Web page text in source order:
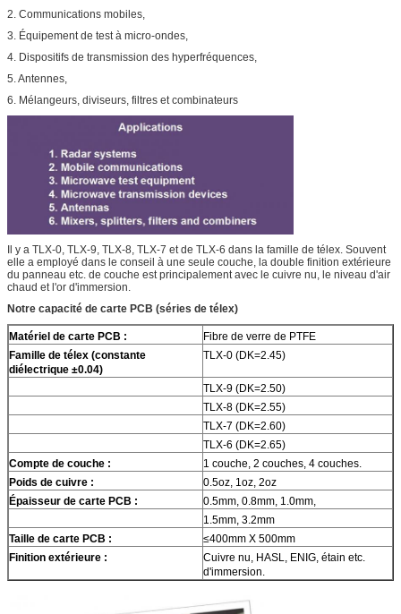
2. Communications mobiles,
3. Équipement de test à micro-ondes,
4. Dispositifs de transmission des hyperfréquences,
5. Antennes,
6. Mélangeurs, diviseurs, filtres et combinateurs
Il y a TLX-0, TLX-9, TLX-8, TLX-7 et de TLX-6 dans la famille de télex. Souvent
elle a employé dans le conseil à une seule couche, la double finition extérieure
du panneau etc. de couche est principalement avec le cuivre nu, le niveau d'air
chaud et l'or d'immersion.
Notre capacité de carte PCB (séries de télex)
Matériel de carte PCB :
Fibre de verre de PTFE
Famille de télex (constante
diélectrique ±0.04)
TLX-0 (DK=2.45)
TLX-9 (DK=2.50)
TLX-8 (DK=2.55)
TLX-7 (DK=2.60)
TLX-6 (DK=2.65)
Compte de couche :
1 couche, 2 couches, 4 couches.
Poids de cuivre :
0.5oz, 1oz, 2oz
Épaisseur de carte PCB :
0.5mm, 0.8mm, 1.0mm,
1.5mm, 3.2mm
Taille de carte PCB :
≤400mm X 500mm
Finition extérieure :
Cuivre nu, HASL, ENIG, étain etc.
d'immersion.